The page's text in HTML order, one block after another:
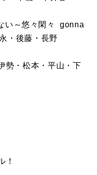
い～悠々閑々 gonna
・後藤・長野
・松本・平山・下
！